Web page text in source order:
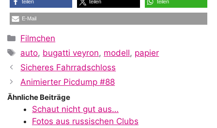
a
y
V
i
teilen teilen teilen
E-Mail
Kategorien
Filmchen
Schlagwörter
auto, bugatti veyron, modell, papier
Sicheres Fahrradschloss
Animierter Picdump #88
Ähnliche Beiträge
Schaut nicht gut aus…
Fotos aus russischen Clubs